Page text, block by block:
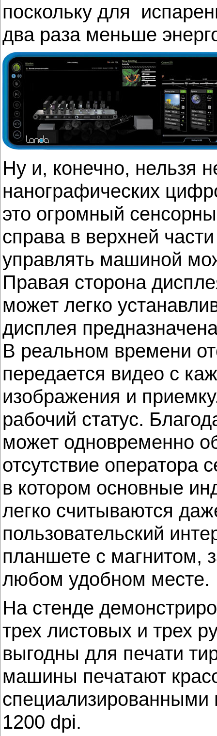
поскольку для
два раза меньше
Ну и, конечно, нельзя
нанографических
это огромный
справа в верхней
управлять машиной
Правая сторона
может легко
дисплея
В реальном времени
передается видео с
изображения и
рабочий статус.
может одновременно
отсутствие оператора
в котором основные
легко считываются
пользовательский
планшете с магнитом,
любом удобном месте.
На стенде
трех листовых и трех
выгодны для печати
машины печатают
специализированными
1200 dpi.